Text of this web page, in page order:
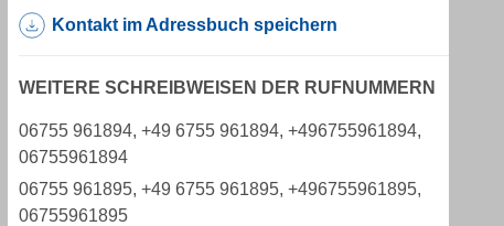
Kontakt im Adressbuch speichern
WEITERE SCHREIBWEISEN DER RUFNUMMERN
06755 961894, +49 6755 961894, +496755961894,
06755961894
06755 961895, +49 6755 961895, +496755961895,
06755961895